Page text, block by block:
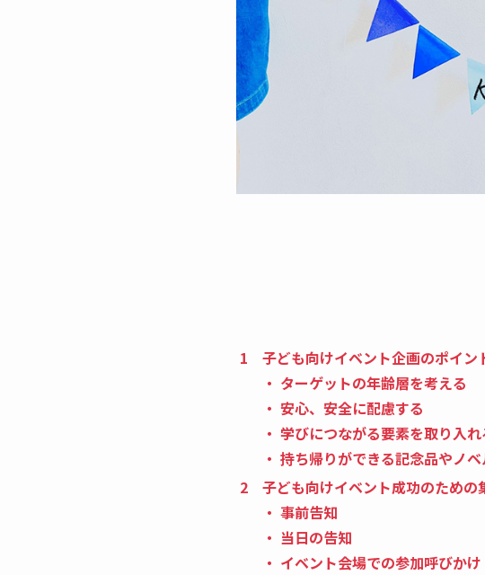
子ども向けイベント企画のポイン
ターゲットの年齢層を考える
安心、安全に配慮する
学びにつながる要素を取り入れ
持ち帰りができる記念品やノ
子ども向けイベント成功のための
事前告知
当日の告知
イベント会場での参加呼びかけ